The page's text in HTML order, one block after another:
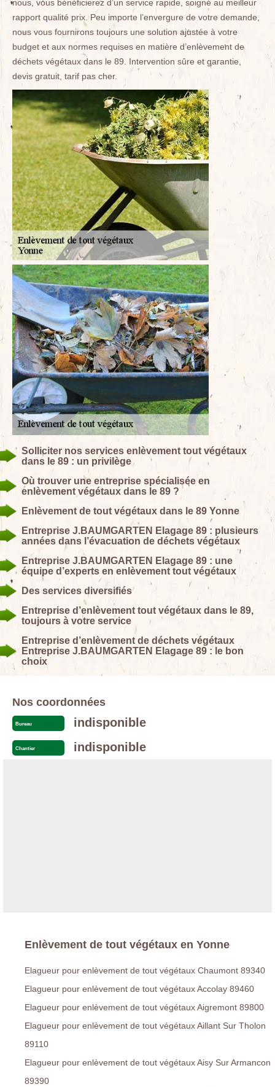
nous, vous bénéficierez d’un service rapide, soigné au meilleur
rapport qualité prix. Peu importe l’envergure de votre demande,
nous vous fournirons toujours une solution ajustée à votre
budget et aux normes requises en matière d’enlèvement de
déchets végétaux dans le 89. Intervention sûre et garantie,
devis gratuit, tarif pas cher.
Solliciter nos services enlèvement tout végétaux
dans le 89 : un privilège
Où trouver une entreprise spécialisée en
enlèvement végétaux dans le 89 ?
Enlèvement de tout végétaux dans le 89 Yonne
Entreprise J.BAUMGARTEN Elagage 89 : plusieurs
années dans l’évacuation de déchets végétaux
Entreprise J.BAUMGARTEN Elagage 89 : une
équipe d’experts en enlèvement tout végétaux
Des services diversifiés
Entreprise d’enlèvement tout végétaux dans le 89,
toujours à votre service
Entreprise d’enlèvement de déchets végétaux
Entreprise J.BAUMGARTEN Elagage 89 : le bon
choix
Nos coordonnées
Bureau indisponible
Chantier indisponible
Enlèvement de tout végétaux en Yonne
Elagueur pour enlèvement de tout végétaux Chaumont 89340
Elagueur pour enlèvement de tout végétaux Accolay 89460
Elagueur pour enlèvement de tout végétaux Aigremont 89800
Elagueur pour enlèvement de tout végétaux Aillant Sur Tholon
89110
Elagueur pour enlèvement de tout végétaux Aisy Sur Armancon
89390